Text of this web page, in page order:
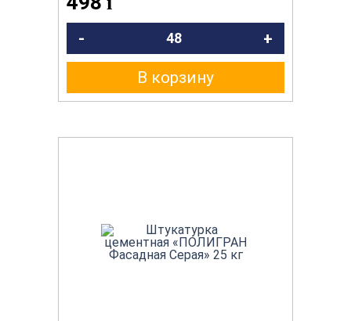
- +
В корзину